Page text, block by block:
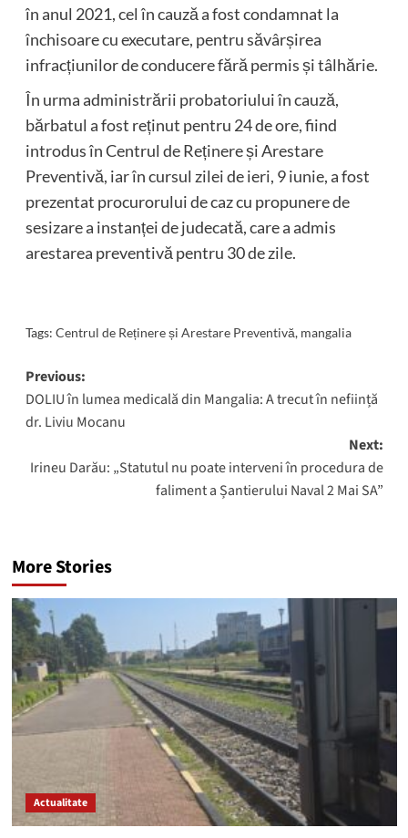
în anul 2021, cel în cauză a fost condamnat la
închisoare cu executare, pentru săvârșirea
infracțiunilor de conducere fără permis și tâlhărie.
În urma administrării probatoriului în cauză,
bărbatul a fost reținut pentru 24 de ore, fiind
introdus în Centrul de Reținere și Arestare
Preventivă, iar în cursul zilei de ieri, 9 iunie, a fost
prezentat procurorului de caz cu propunere de
sesizare a instanței de judecată, care a admis
arestarea preventivă pentru 30 de zile.
Tags: Centrul de Reținere și Arestare Preventivă, mangalia
Post
navigation
Previous:
DOLIU în lumea medicală din Mangalia: A trecut în neființă
dr. Liviu Mocanu
Next:
Irineu Darău: „Statutul nu poate interveni în procedura de
faliment a Șantierului Naval 2 Mai SA”
More Stories
Actualitate